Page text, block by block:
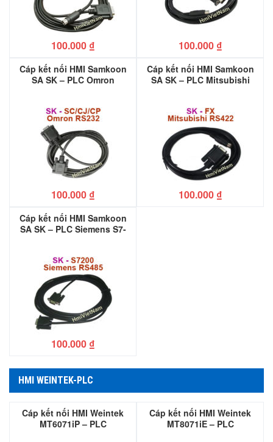
100.000 ₫ 100.000 ₫
Cáp kết nối HMI Samkoon
SA SK – PLC Omron
100.000 ₫
Cáp kết nối HMI Samkoon
SA SK – PLC Mitsubishi
100.000 ₫
Cáp kết nối HMI Samkoon
SA SK – PLC Siemens S7-
100.000 ₫
HMI WEINTEK-PLC
Cáp kết nối HMI Weintek
MT6071iP – PLC
Cáp kết nối HMI Weintek
MT8071iE – PLC